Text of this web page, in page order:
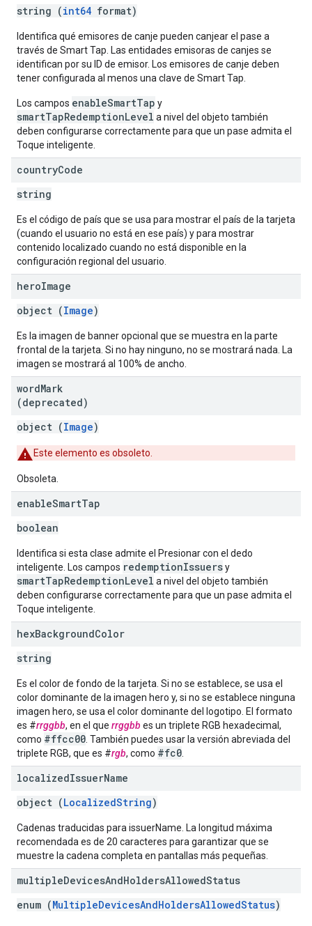
string (int64 format)
Identifica qué emisores de canje pueden canjear el pase a
través de Smart Tap. Las entidades emisoras de canjes se
identifican por su ID de emisor. Los emisores de canje deben
tener configurada al menos una clave de Smart Tap.
Los campos enableSmartTap y
smartTapRedemptionLevel a nivel del objeto también
deben configurarse correctamente para que un pase admita el
Toque inteligente.
countryCode
string
Es el código de país que se usa para mostrar el país de la tarjeta
(cuando el usuario no está en ese país) y para mostrar
contenido localizado cuando no está disponible en la
configuración regional del usuario.
heroImage
object (Image)
Es la imagen de banner opcional que se muestra en la parte
frontal de la tarjeta. Si no hay ninguno, no se mostrará nada. La
imagen se mostrará al 100% de ancho.
wordMark
(deprecated)
object (Image)
Este elemento es obsoleto.
Obsoleta.
enableSmartTap
boolean
Identifica si esta clase admite el Presionar con el dedo
inteligente. Los campos redemptionIssuersy
smartTapRedemptionLevel a nivel del objeto también
deben configurarse correctamente para que un pase admita el
Toque inteligente.
hexBackgroundColor
string
Es el color de fondo de la tarjeta. Si no se establece, se usa el
color dominante de la imagen hero y, si no se establece ninguna
imagen hero, se usa el color dominante del logotipo. El formato
es #rrggbb, en el que rrggbb es un triplete RGB hexadecimal,
como #ffcc00 . También puedes usar la versión abreviada del
triplete RGB, que es #rgb, como #fc0
localizedIssuerName
object (LocalizedString)
Cadenas traducidas para issuerName. La longitud máxima
recomendada es de 20 caracteres para garantizar que se
muestre la cadena completa en pantallas más pequeñas.
multipleDevicesAndHoldersAllowedStatus
enum (MultipleDevicesAndHoldersAllowedStatus)